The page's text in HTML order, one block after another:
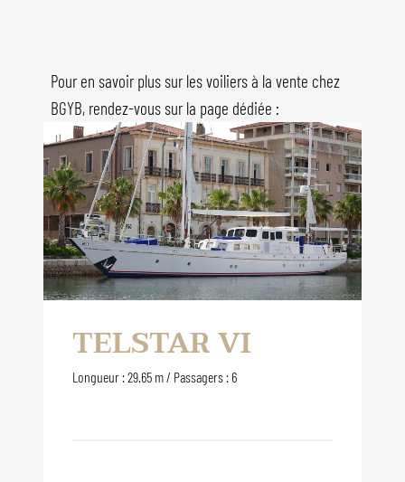
Pour en savoir plus sur les voiliers à la vente chez
BGYB, rendez-vous sur la page dédiée :
TELSTAR VI
Longueur : 29.65 m / Passagers : 6